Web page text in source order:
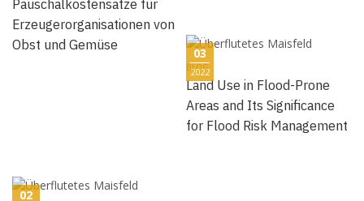
Erzeugerorganisationen von
Obst und Gemüse
03
2022
BLOG
Land Use in Flood-Prone
Areas and Its Significance
for Flood Risk Management
02